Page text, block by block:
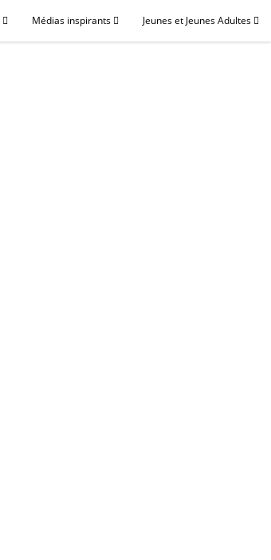
Médias inspirants Jeunes et Jeunes Adultes